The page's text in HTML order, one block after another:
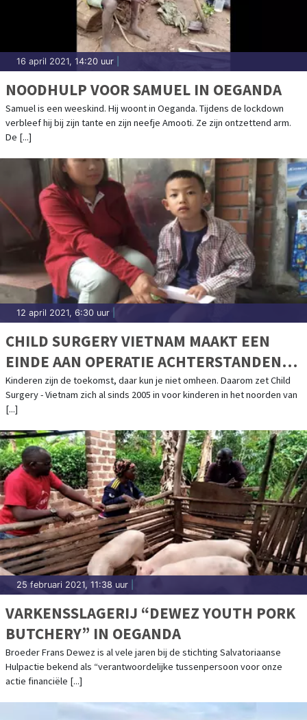
16 april 2021, 14:20 uur
NOODHULP VOOR SAMUEL IN OEGANDA
Samuel is een weeskind. Hij woont in Oeganda. Tijdens de lockdown
verbleef hij bij zijn tante en zijn neefje Amooti. Ze zijn ontzettend arm.
De [...]
12 april 2021, 6:30 uur
CHILD SURGERY VIETNAM MAAKT EEN
EINDE AAN OPERATIE ACHTERSTANDEN
BIJ KINDEREN
Kinderen zijn de toekomst, daar kun je niet omheen. Daarom zet Child
Surgery - Vietnam zich al sinds 2005 in voor kinderen in het noorden van
[...]
25 februari 2021, 11:38 uur
VARKENSSLAGERIJ “DEWEZ YOUTH PORK
BUTCHERY” IN OEGANDA
Broeder Frans Dewez is al vele jaren bij de stichting Salvatoriaanse
Hulpactie bekend als “verantwoordelijke tussenpersoon voor onze
actie financiële [...]